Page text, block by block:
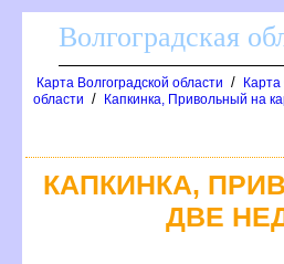
олгоградская
Карта Волгоградской области /
области / Капкинка, Привольный на
КАПКИНКА,
ДВЕ